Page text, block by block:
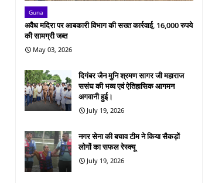
Guna
अवैध मदिरा पर आबकारी विभाग की सख्त कार्रवाई, 16,000 रुपये
की सामग्री जब्त
May 03, 2026
दिगंबर जैन मुनि श्रमण सागर जी महाराज
ससंघ की भव्य एवं ऐतिहासिक आगमन
अगवानी हुई।
July 19, 2026
नगर सेना की बचाव टीम ने किया सैकड़ों
लोगों का सफल रेस्क्यू
July 19, 2026